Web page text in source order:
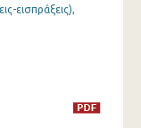
εισπράξεις),